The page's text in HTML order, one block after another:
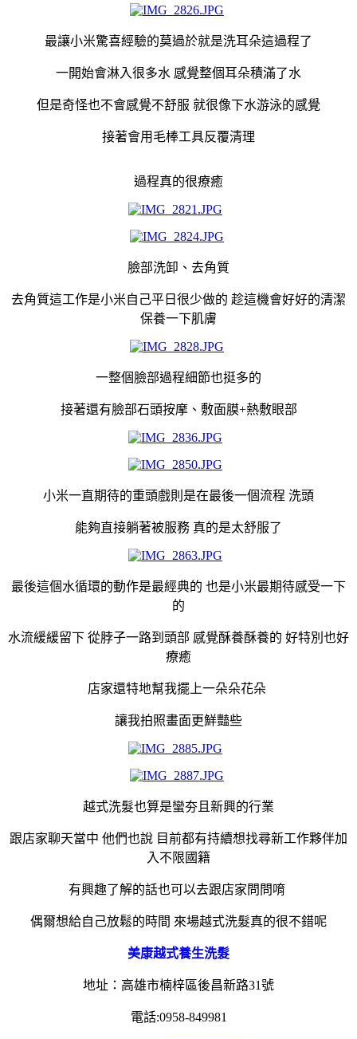
最讓小米驚喜經驗的莫過於就是洗耳朵這過程了
一開始會淋入很多水 感覺整個耳朵積滿了水
但是奇怪也不會感覺不舒服 就很像下水游泳的感覺
接著會用毛棒工具反覆清理
過程真的很療癒
臉部洗卸、去角質
去角質這工作是小米自己平日很少做的 趁這機會好好的清潔
保養一下肌膚
一整個臉部過程細節也挺多的
接著還有臉部石頭按摩、敷面膜+熱敷眼部
小米一直期待的重頭戲則是在最後一個流程 洗頭
能夠直接躺著被服務 真的是太舒服了
最後這個水循環的動作是最經典的 也是小米最期待感受一下
的
水流緩緩留下 從脖子一路到頭部 感覺酥養酥養的 好特別也好
療癒
店家還特地幫我擺上一朵朵花朵
讓我拍照畫面更鮮豔些
越式洗髮也算是蠻夯且新興的行業
跟店家聊天當中 他們也說 目前都有持續想找尋新工作夥伴加
入不限國籍
有興趣了解的話也可以去跟店家問問唷
偶爾想給自己放鬆的時間 來場越式洗髮真的很不錯呢
美康越式養生洗髮
地址：高雄市楠梓區後昌新路31號
電話:0958-849981